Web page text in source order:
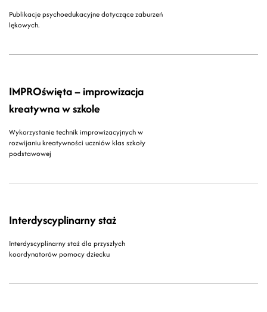
Publikacje psychoedukacyjne dotyczące zaburzeń
lękowych.
IMPROświęta – improwizacja
kreatywna w szkole
Wykorzystanie technik improwizacyjnych w
rozwijaniu kreatywności uczniów klas szkoły
podstawowej
Interdyscyplinarny staż
Interdyscyplinarny staż dla przyszłych
koordynatorów pomocy dziecku